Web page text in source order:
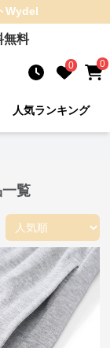
Wydel
無料
0 0
人気ランキング
覧